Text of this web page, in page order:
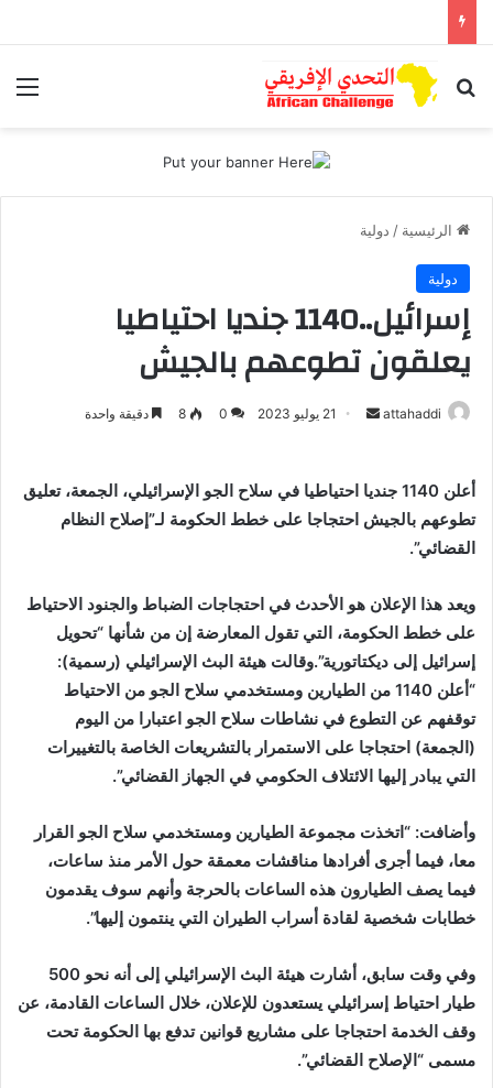
بحث عن
الرئيسية / دولية
دولية
إسرائيل..1140 جنديا احتياطيا
يعلقون تطوعهم بالجيش
attahaddi
أرسل
21 يوليو 2023 0
8 دقيقة واحدة
أعلن 1140 جنديا احتياطيا في سلاح الجو الإسرائيلي، الجمعة، تعليق
تطوعهم بالجيش احتجاجا على خطط الحكومة لـ”إصلاح النظام
القضائي”.
ويعد هذا الإعلان هو الأحدث في احتجاجات الضباط والجنود الاحتياط
على خطط الحكومة، التي تقول المعارضة إن من شأنها “تحويل
إسرائيل إلى ديكتاتورية”.وقالت هيئة البث الإسرائيلي (رسمية):
“أعلن 1140 من الطيارين ومستخدمي سلاح الجو من الاحتياط
توقفهم عن التطوع في نشاطات سلاح الجو اعتبارا من اليوم
(الجمعة) احتجاجا على الاستمرار بالتشريعات الخاصة بالتغييرات
التي يبادر إليها الائتلاف الحكومي في الجهاز القضائي”.
وأضافت: “اتخذت مجموعة الطيارين ومستخدمي سلاح الجو القرار
معا، فيما أجرى أفرادها مناقشات معمقة حول الأمر منذ ساعات،
فيما يصف الطيارون هذه الساعات بالحرجة وأنهم سوف يقدمون
خطابات شخصية لقادة أسراب الطيران التي ينتمون إليها”.
وفي وقت سابق، أشارت هيئة البث الإسرائيلي إلى أنه نحو 500
طيار احتياط إسرائيلي يستعدون للإعلان، خلال الساعات القادمة، عن
وقف الخدمة احتجاجا على مشاريع قوانين تدفع بها الحكومة تحت
مسمى “الإصلاح القضائي”.